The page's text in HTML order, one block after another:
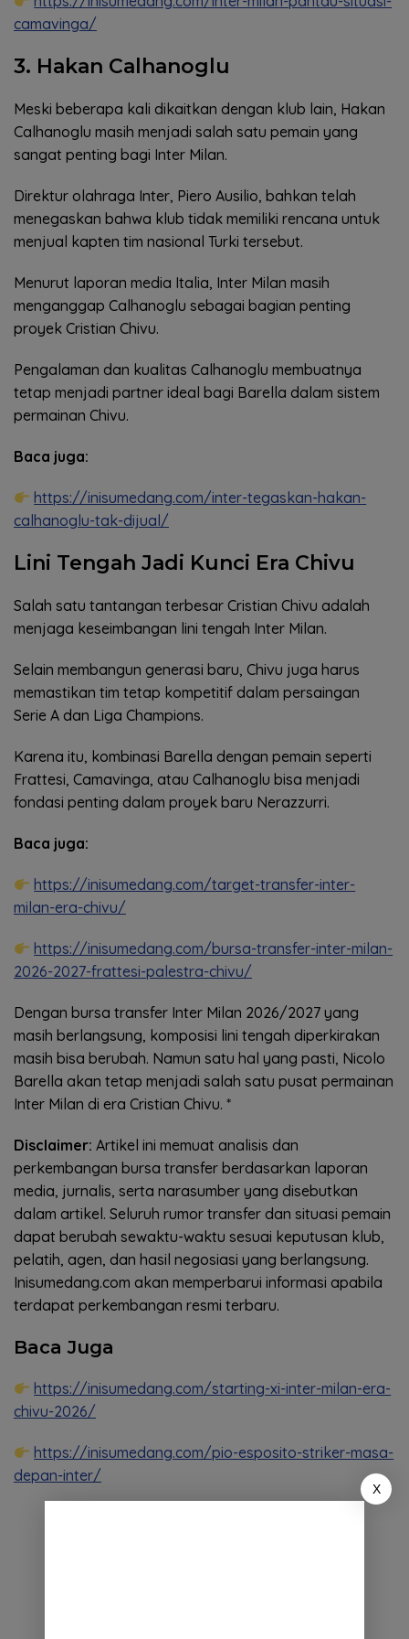
camavinga/
3. Hakan Calhanoglu
Meski beberapa kali dikaitkan dengan klub lain, Hakan
Calhanoglu masih menjadi salah satu pemain yang
sangat penting bagi Inter Milan.
Direktur olahraga Inter, Piero Ausilio, bahkan telah
menegaskan bahwa klub tidak memiliki rencana untuk
menjual kapten tim nasional Turki tersebut.
Menurut laporan media Italia, Inter Milan masih
menganggap Calhanoglu sebagai bagian penting
proyek Cristian Chivu.
Pengalaman dan kualitas Calhanoglu membuatnya
tetap menjadi partner ideal bagi Barella dalam sistem
permainan Chivu.
Baca juga:
https://inisumedang.com/inter-tegaskan-hakan-
calhanoglu-tak-dijual/
Lini Tengah Jadi Kunci Era Chivu
Salah satu tantangan terbesar Cristian Chivu adalah
menjaga keseimbangan lini tengah Inter Milan.
Selain membangun generasi baru, Chivu juga harus
memastikan tim tetap kompetitif dalam persaingan
Serie A dan Liga Champions.
Karena itu, kombinasi Barella dengan pemain seperti
Frattesi, Camavinga, atau Calhanoglu bisa menjadi
fondasi penting dalam proyek baru Nerazzurri.
Baca juga:
https://inisumedang.com/target-transfer-inter-
milan-era-chivu/
https://inisumedang.com/bursa-transfer-inter-milan-
2026-2027-frattesi-palestra-chivu/
Dengan bursa transfer Inter Milan 2026/2027 yang
masih berlangsung, komposisi lini tengah diperkirakan
masih bisa berubah. Namun satu hal yang pasti, Nicolo
Barella akan tetap menjadi salah satu pusat permainan
Inter Milan di era Cristian Chivu. *
Disclaimer: Artikel ini memuat analisis dan
perkembangan bursa transfer berdasarkan laporan
media, jurnalis, serta narasumber yang disebutkan
dalam artikel. Seluruh rumor transfer dan situasi pemain
dapat berubah sewaktu-waktu sesuai keputusan klub,
pelatih, agen, dan hasil negosiasi yang berlangsung.
Inisumedang.com akan memperbarui informasi apabila
terdapat perkembangan resmi terbaru.
Baca Juga
https://inisumedang.com/starting-xi-inter-milan-era-
chivu-2026/
https://inisumedang.com/pio-esposito-striker-masa-
depan-inter/
X